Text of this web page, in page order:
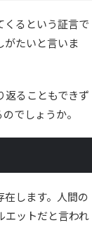
くるという証言で
がたいと言いま
返ることもできず
でしょうか。
します。人間の
エットだと言われ